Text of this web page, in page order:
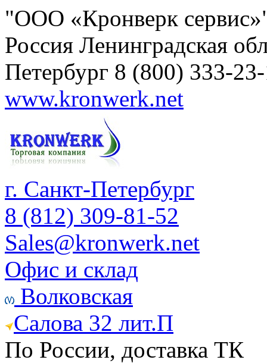
"ООО «Кронверк
Россия Ленинградская
Петербург 8 (800) 333-
www.kronwerk.net
г. Санкт-Петербург
8 (812) 309-81-52
Sales@kronwerk.net
Офис и склад
Волковская
Салова 32 лит.П
По России, доставка ТК